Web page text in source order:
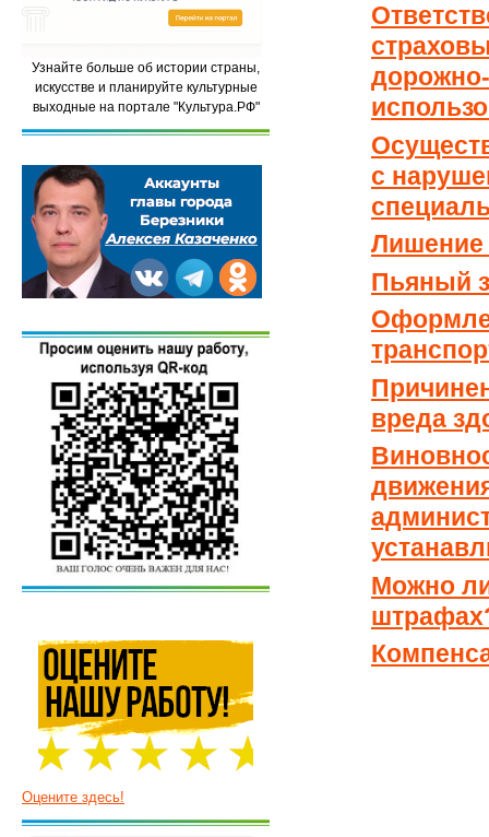
с
Лишение
Пьяный
вреда
Можно
Узнайте больше об истории страны,
искусстве и планируйте культурные
выходные на портале "Культура.РФ"
Оцените здесь!